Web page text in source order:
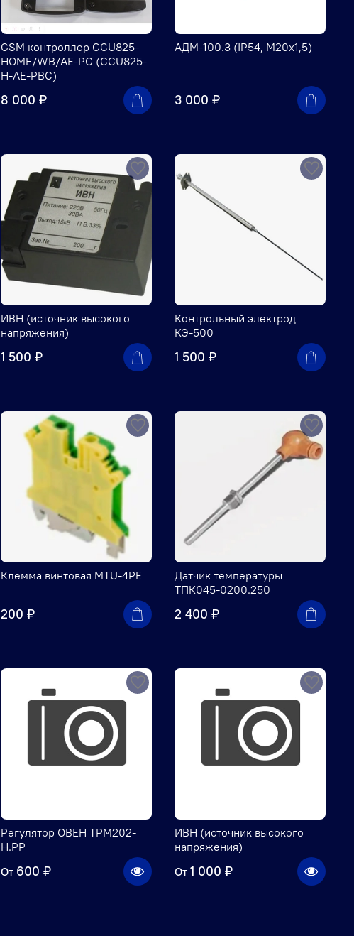
GSM контроллер CCU825-
HOME/WB/AE-PC (CCU825-
H-AE-PBC)
8 000 ₽
АДМ-100.3 (IP54, М20х1,5)
3 000 ₽
ИВН (источник высокого
напряжения)
1 500 ₽
Контрольный электрод
КЭ-500
1 500 ₽
Клемма винтовая MTU-4PE
200 ₽
Датчик температуры
ТПК045-0200.250
2 400 ₽
Регулятор ОВЕН ТРМ202-
Н.РР
От 600 ₽
ИВН (источник высокого
напряжения)
От 1 000 ₽